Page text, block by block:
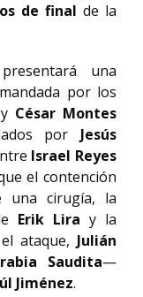
de final de la
una
por los
César Montes
por Jesús
Israel Reyes
el contención
una cirugía, la
Erik Lira y la
ataque, Julián
Saudita—
Jiménez.